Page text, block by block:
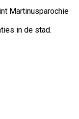
Martinusparochie
in de stad.